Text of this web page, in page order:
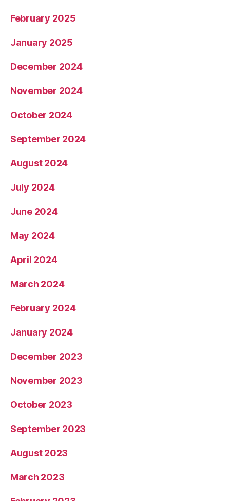
February 2025
January 2025
December 2024
November 2024
October 2024
September 2024
August 2024
July 2024
June 2024
May 2024
April 2024
March 2024
February 2024
January 2024
December 2023
November 2023
October 2023
September 2023
August 2023
March 2023